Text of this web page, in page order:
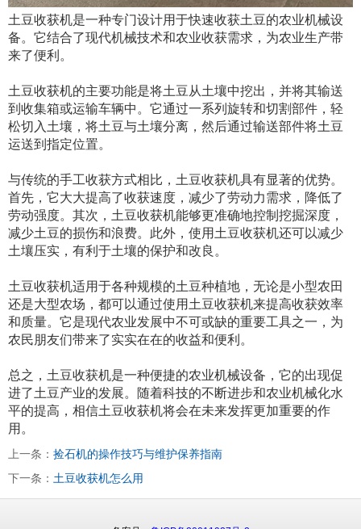
土豆收获机是一种专门设计用于快速收获土豆的农业机械设
备。它结合了现代机械技术和农业收获需求，为农业生产带
来了便利。
土豆收获机的主要功能是将土豆从土壤中挖出，并将其输送
到收集箱或运输车辆中。它通过一系列旋转和切割部件，轻
松切入土壤，将土豆与土壤分离，然后通过输送部件将土豆
运送到指定位置。
与传统的手工收获方式相比，土豆收获机具有显著的优势。
首先，它大大提高了收获速度，减少了劳动力需求，降低了
劳动强度。其次，土豆收获机能够更准确地控制挖掘深度，
减少土豆的损伤和浪费。此外，使用土豆收获机还可以减少
土壤压实，有利于土壤的保护和改良。
土豆收获机适用于各种规模的土豆种植地，无论是小型农田
还是大型农场，都可以通过使用土豆收获机来提高收获效率
和质量。它是现代农业发展中不可或缺的重要工具之一，为
农民朋友们带来了实实在在的收益和便利。
总之，土豆收获机是一种便捷的农业机械设备，它的出现促
进了土豆产业的发展。随着科技的不断进步和农业机械化水
平的提高，相信土豆收获机将会在未来发挥更加重要的作
用。
上一条： 捡石机的操作技巧与维护保养指南
下一条： 土豆收获机怎么用